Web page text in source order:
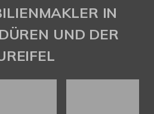
IN
UND DER